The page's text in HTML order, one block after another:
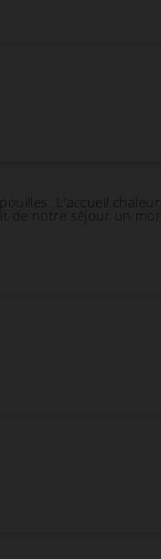
L'accueil
de notre séjour un